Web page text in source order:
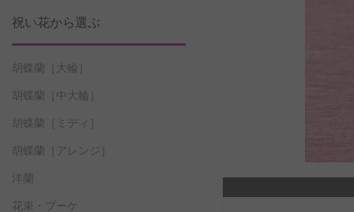
祝い花から選ぶ
胡蝶蘭［大輪］
胡蝶蘭［中大輪］
胡蝶蘭［ミディ］
胡蝶蘭［アレンジ］
洋蘭
花束・ブーケ